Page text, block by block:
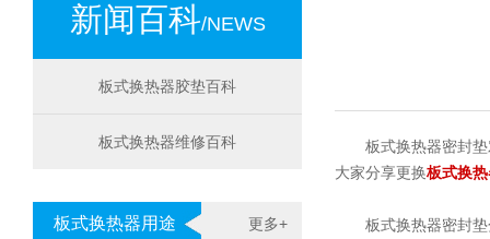
新闻百科/NEWS
板式换热器胶垫百科
板式换热器维修百科
更多+
板式换热器用途
板式换热器密封
大家分享更换板式换
板式换热器密封